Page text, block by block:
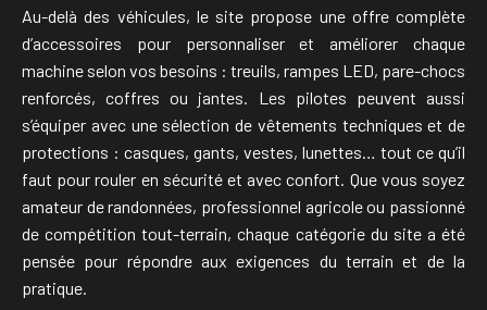
Au-delà des véhicules, le site propose une offre complète
d’accessoires pour personnaliser et améliorer chaque
machine selon vos besoins : treuils, rampes LED, pare-chocs
renforcés, coffres ou jantes. Les pilotes peuvent aussi
s’équiper avec une sélection de vêtements techniques et de
protections : casques, gants, vestes, lunettes… tout ce qu’il
faut pour rouler en sécurité et avec confort. Que vous soyez
amateur de randonnées, professionnel agricole ou passionné
de compétition tout-terrain, chaque catégorie du site a été
pensée pour répondre aux exigences du terrain et de la
pratique.